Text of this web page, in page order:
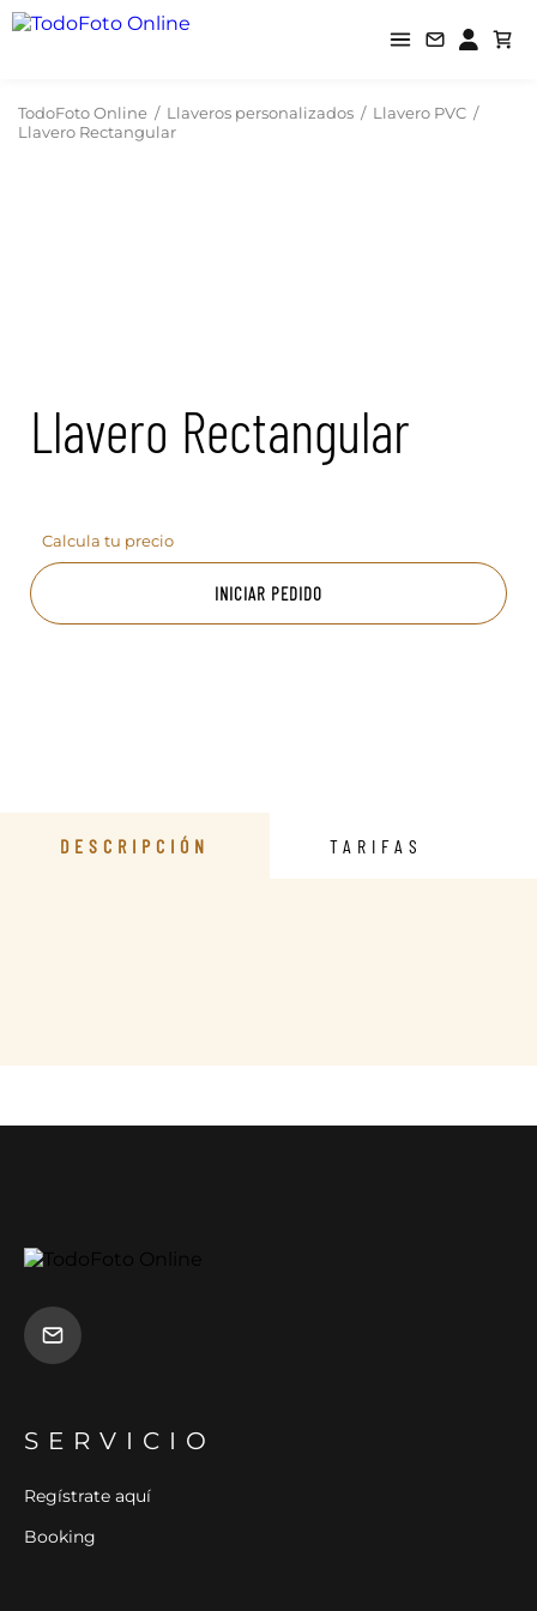
TodoFoto Online / Llaveros personalizados / Llavero PVC /
Llavero Rectangular
Llavero Rectangular
Calcula tu precio
INICIAR PEDIDO
DESCRIPCIÓN TARIFAS
SERVICIO
Regístrate aquí
Booking